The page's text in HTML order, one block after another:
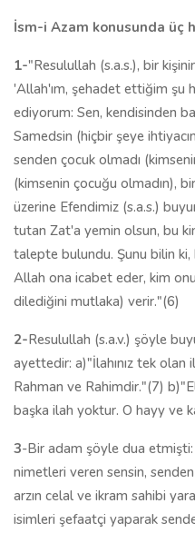
İsm-i Azam konusunda üç
1-"Resulullah (s.a.s.), bir
'Allah'ım, şehadet ettiğim şu
ediyorum: Sen, kendisinden
Samedsin (hiçbir şeye
senden çocuk olmadı
(kimsenin çocuğu olmadın),
üzerine Efendimiz (s.a.s.)
tutan Zat'a yemin olsun, bu
talepte bulundu. Şunu bilin
Allah ona icabet eder, kim
dilediğini mutlaka) verir."(6)
2-Resulullah (s.a.v.) şöyle
ayettedir: a)"İlahınız tek olan
Rahman ve Rahimdir."(7)
başka ilah yoktur. O hayy ve
3-Bir adam şöyle dua etmişti:
nimetleri veren sensin,
arzın celal ve ikram sahibi
isimleri şefaatçi yaparak